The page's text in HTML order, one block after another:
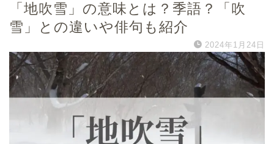
「地吹雪」の意味とは？季語？「吹
雪」との違いや俳句も紹介
2024年1月24日